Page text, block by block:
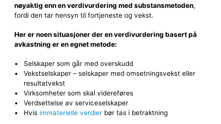
nøyaktig enn enverdivurdering med substansmetoden,
fordi den tar hensyn til fortjeneste og vekst.
Her er noen situasjoner der en verdivurdering basert på
avkastning er en egnet metode:
Selskaper som går med overskudd
Vekstselskaper – selskaper med omsetningsvekst eller
resultatvekst
Virksomheter som skal videreføres
Verdsettelse av serviceselskaper
Hvis immaterielle verdierbør tas i betraktning